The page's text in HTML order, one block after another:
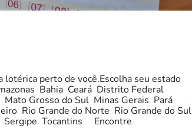
lotérica perto de você.Escolha seu estado
Bahia Ceará Distrito Federal
Grosso do Sul Minas Gerais Pará
Rio Grande do Norte Rio Grande do Sul
Sergipe Tocantins Encontre